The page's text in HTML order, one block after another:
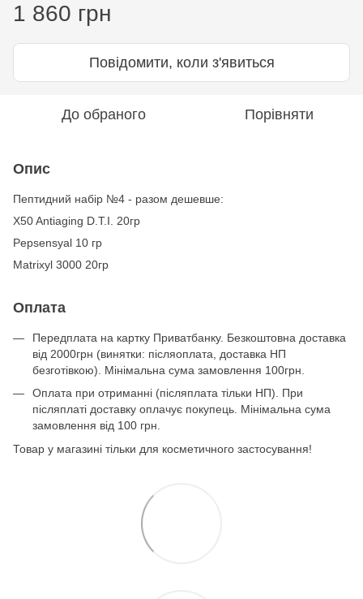
1 860 грн
Повідомити, коли з'явиться
До обраного Порівняти
Опис
Пептидний набір №4 - разом дешевше:
X50 Antiaging D.T.I. 20гр
Pepsensyal 10 гр
Matrixyl 3000 20гр
Оплата
Передплата на картку Приватбанку. Безкоштовна доставка
від 2000грн (винятки: післяоплата, доставка НП
безготівкою). Мінімальна сума замовлення 100грн.
Оплата при отриманні (післяплата тільки НП). При
післяплаті доставку оплачує покупець. Мінімальна сума
замовлення від 100 грн.
Товар у магазині тільки для косметичного застосування!